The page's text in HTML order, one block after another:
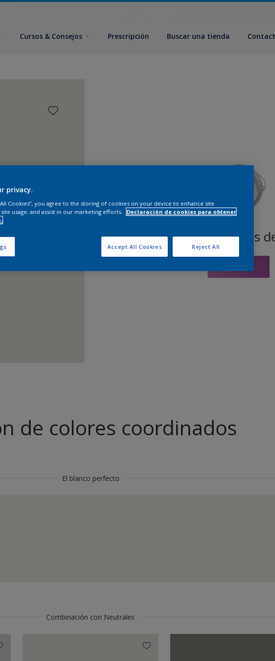
Cursos & Consejos Prescripción Buscar una tienda
Encontrar productos
de colores coordinados
El blanco perfecto
Combinación con Neutrales
privacy.
All Cookies”, you agree to the storing of cookies on your device to enhance site
usage, and assist in our marketing efforts.
Declaración de cookies para obtener
Reject All
Accept All Cookies